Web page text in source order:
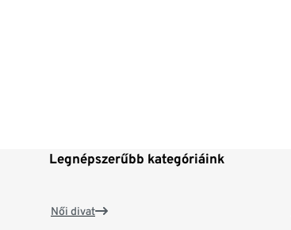
Legnépszerűbb kategóriáink
Női divat